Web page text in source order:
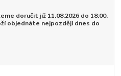
doručit již 11.08.2026 do 18:00.
objednáte nejpozději dnes do